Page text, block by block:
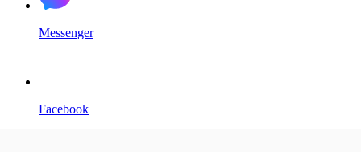
Messenger
Facebook